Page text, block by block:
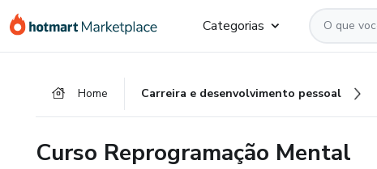
para
para
para
Categorias
Home Carreira e desenvolvimento pessoal
Curso Reprogramação Mental